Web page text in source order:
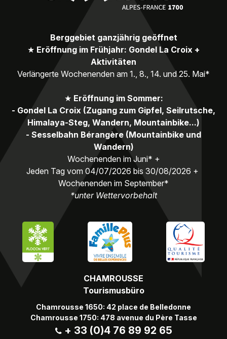
CHAMROUSSE
Tourismusbüro
Chamrousse 1650: 42 place de Belledonne
Chamrousse 1750: 478 avenue du Père Tasse
+ 33 (0)4 76 89 92 65
Berggebiet ganzjährig geöffnet
★ Eröffnung im Frühjahr: Gondel La Croix +
Aktivitäten
Verlängerte Wochenenden am 1., 8., 14. und 25. Mai*
★ Eröffnung im Sommer:
- Gondel La Croix (Zugang zum Gipfel, Seilrutsche,
Himalaya-Steg, Wandern, Mountainbike...)
- Sesselbahn Bérangère (Mountainbike und
Wandern)
Wochenenden im Juni* +
Jeden Tag vom 04/07/2026 bis 30/08/2026 +
Wochenenden im September*
*unter Wettervorbehalt